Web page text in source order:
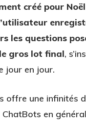
créé pour Noël
les questions
gros lot final,
jour en jour.
offre une infinités
en